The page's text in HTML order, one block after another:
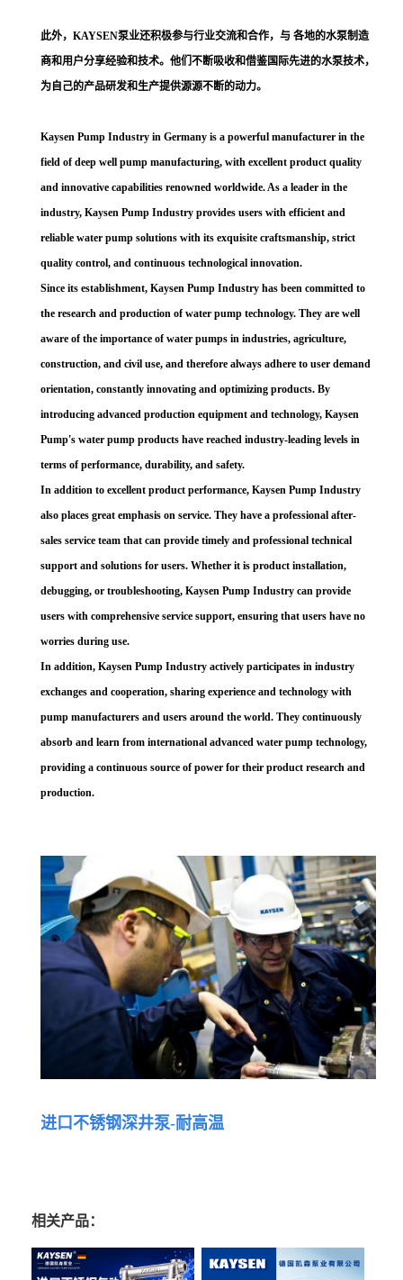
此外， KAYSEN泵业还积极参与行业交流和合作，与 各地的水泵制造
商和用户分享经验和技术。他们不断吸收和借鉴国际先进的水泵技术，
为自己的产品研发和生产提供源源不断的动力。
Kaysen Pump Industry in Germany is a powerful manufacturer in the
field of deep well pump manufacturing, with excellent product quality
and innovative capabilities renowned worldwide. As a leader in the
industry, Kaysen Pump Industry provides users with efficient and
reliable water pump solutions with its exquisite craftsmanship, strict
quality control, and continuous technological innovation.
Since its establishment, Kaysen Pump Industry has been committed to
the research and production of water pump technology. They are well
aware of the importance of water pumps in industries, agriculture,
construction, and civil use, and therefore always adhere to user demand
orientation, constantly innovating and optimizing products. By
introducing advanced production equipment and technology, Kaysen
Pump's water pump products have reached industry-leading levels in
terms of performance, durability, and safety.
In addition to excellent product performance, Kaysen Pump Industry
also places great emphasis on service. They have a professional after-
sales service team that can provide timely and professional technical
support and solutions for users. Whether it is product installation,
debugging, or troubleshooting, Kaysen Pump Industry can provide
users with comprehensive service support, ensuring that users have no
worries during use.
In addition, Kaysen Pump Industry actively participates in industry
exchanges and cooperation, sharing experience and technology with
pump manufacturers and users around the world. They continuously
absorb and learn from international advanced water pump technology,
providing a continuous source of power for their product research and
production.
进口不锈钢深井泵-耐高温
相关产品：